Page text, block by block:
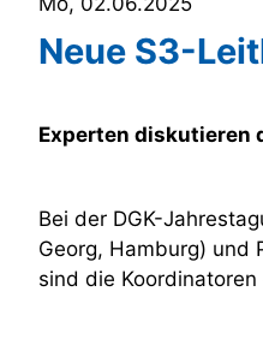
Neue S3-
Experten diskutieren
Bei der DGK-
Georg, Hamburg) und
sind die